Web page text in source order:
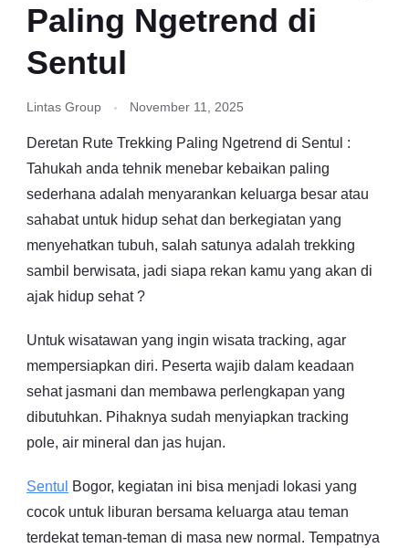
Paling Ngetrend di
Sentul
Lintas Group November 11, 2025
Deretan Rute Trekking Paling Ngetrend di Sentul :
Tahukah anda tehnik menebar kebaikan paling
sederhana adalah menyarankan keluarga besar atau
sahabat untuk hidup sehat dan berkegiatan yang
menyehatkan tubuh, salah satunya adalah trekking
sambil berwisata, jadi siapa rekan kamu yang akan di
ajak hidup sehat ?
Untuk wisatawan yang ingin wisata tracking, agar
mempersiapkan diri. Peserta wajib dalam keadaan
sehat jasmani dan membawa perlengkapan yang
dibutuhkan. Pihaknya sudah menyiapkan tracking
pole, air mineral dan jas hujan.
Sentul
Bogor, kegiatan ini bisa menjadi lokasi yang
cocok untuk liburan bersama keluarga atau teman
terdekat teman-teman di masa new normal. Tempatnya